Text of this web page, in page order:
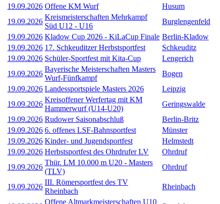
19.09.2026 Offene KM Wurf
Husum
19.09.2026
Kreismeisterschaften Mehrkampf
Süd U12 - U16
Burglengenfeld
19.09.2026 Kladow Cup 2026 - KiLaCup Finale Berlin-Kladow
19.09.2026 17. Schkeuditzer Herbstsportfest
Schkeuditz
19.09.2026 Schüler-Sportfest mit Kita-Cup
Lengerich
19.09.2026
Bayerische Meisterschaften Masters
Wurf-Fünfkampf
Bogen
19.09.2026 Landessportspiele Masters 2026
Leipzig
19.09.2026
Kreisoffener Werfertag mit KM
Hammerwurf (U14-U20)
Geringswalde
19.09.2026 Rudower Saisonabschluß
Berlin-Britz
19.09.2026 6. offenes LSF-Bahnsportfest
Münster
19.09.2026 Kinder- und Jugendsportfest
Helmstedt
19.09.2026 Herbstsportfest des Ohrdrufer LV
Ohrdruf
19.09.2026
Thür. LM 10.000 m U20 - Masters
(TLV)
Ohrdruf
19.09.2026
III. Römersportfest des TV
Rheinbach
Rheinbach
Offene Altmarkmeisterschaften U10